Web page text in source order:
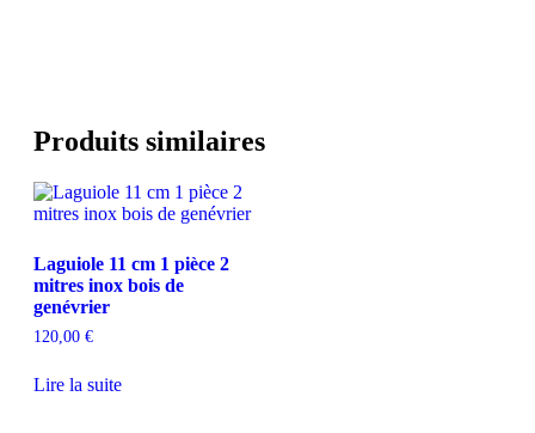
Produits similaires
Laguiole 11 cm 1 pièce 2
mitres inox bois de
genévrier
120,00 €
Lire la suite